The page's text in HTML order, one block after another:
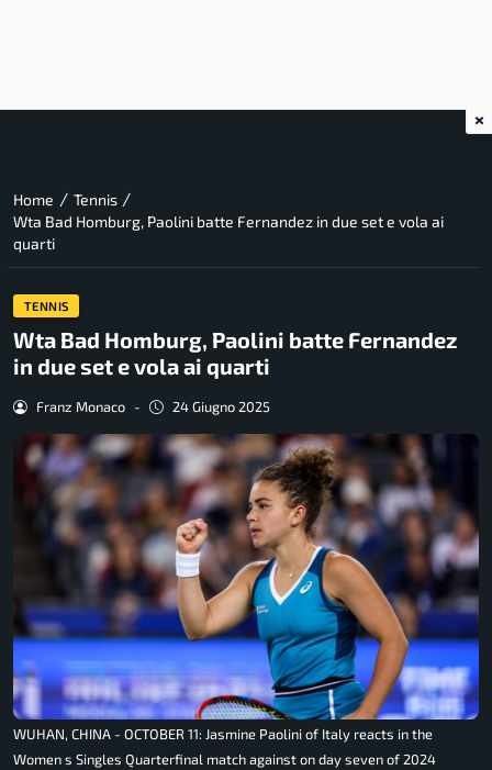
Home / Tennis /
Wta Bad Homburg, Paolini batte Fernandez in due set e vola ai
quarti
TENNIS
Wta Bad Homburg, Paolini batte Fernandez
in due set e vola ai quarti
Franz Monaco - 24 Giugno 2025
WUHAN, CHINA - OCTOBER 11: Jasmine Paolini of Italy reacts in the
Women s Singles Quarterfinal match against on day seven of 2024
×